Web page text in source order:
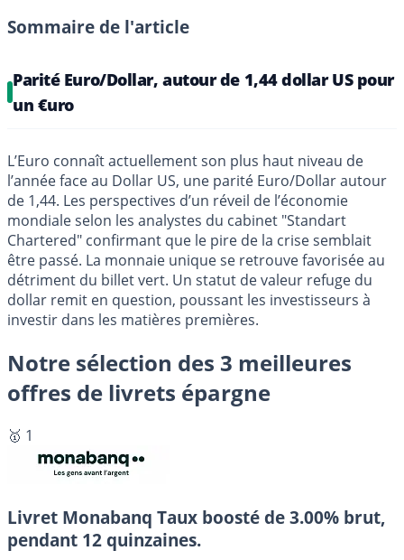
Sommaire de l'article
Parité Euro/Dollar, autour de 1,44 dollar US pour
un €uro
L’Euro connaît actuellement son plus haut niveau de
l’année face au Dollar US, une parité Euro/Dollar autour
de 1,44. Les perspectives d’un réveil de l’économie
mondiale selon les analystes du cabinet "Standart
Chartered" confirmant que le pire de la crise semblait
être passé. La monnaie unique se retrouve favorisée au
détriment du billet vert. Un statut de valeur refuge du
dollar remit en question, poussant les investisseurs à
investir dans les matières premières.
Notre sélection des 3 meilleures
offres de livrets épargne
🥇 1
Livret Monabanq Taux boosté de 3.00% brut,
pendant 12 quinzaines.